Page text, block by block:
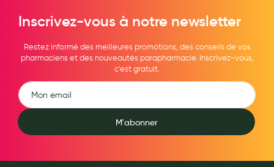
Inscrivez-vous à notre newsletter
Restez informé des meilleures promotions, des conseils de vos
pharmaciens et des nouveautés parapharmacie. Inscrivez-vous,
c'est gratuit.
M'abonner